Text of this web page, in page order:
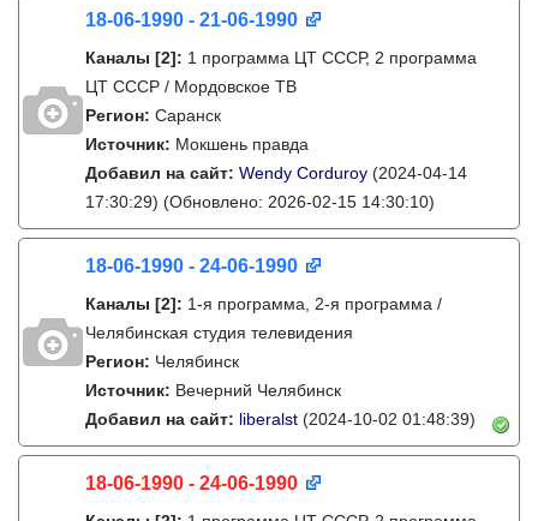
18-06-1990 - 21-06-1990
Каналы [2]: 1 программа ЦТ СССР, 2 программа
ЦТ СССР / Мордовское ТВ
Регион: Саранск
Источник: Мокшень правда
Добавил на сайт: Wendy Corduroy (2024-04-14
17:30:29) (Обновлено: 2026-02-15 14:30:10)
18-06-1990 - 24-06-1990
Каналы [2]: 1-я программа, 2-я программа /
Челябинская студия телевидения
Регион: Челябинск
Источник: Вечерний Челябинск
Добавил на сайт: liberalst (2024-10-02 01:48:39)
18-06-1990 - 24-06-1990